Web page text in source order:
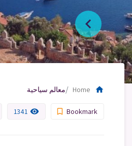
home
Home معالم سياحية
Bookmark
bookmark_border
remove_red_eye
1341